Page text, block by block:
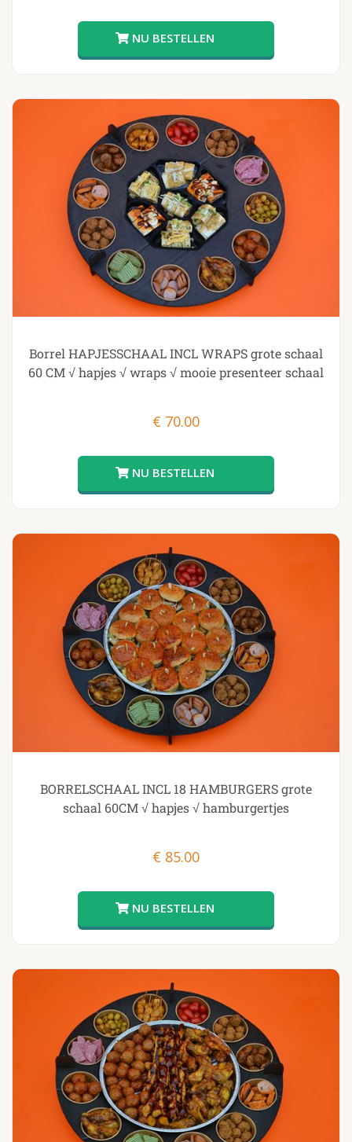
Borrel HAPJESSCHAAL INCL WRAPS grote schaal
60 CM √ hapjes √ wraps √ mooie presenteer schaal
€ 70.00
BORRELSCHAAL INCL 18 HAMBURGERS grote
schaal 60CM √ hapjes √ hamburgertjes
€ 85.00